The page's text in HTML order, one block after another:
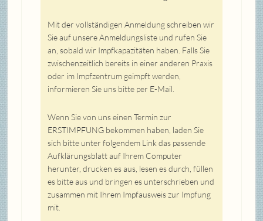
Mit der vollständigen Anmeldung schreiben wir
Sie auf unsere Anmeldungsliste und rufen Sie
an, sobald wir Impfkapazitäten haben. Falls Sie
zwischenzeitlich bereits in einer anderen Praxis
oder im Impfzentrum geimpft werden,
informieren Sie uns bitte per E-Mail.
Wenn Sie von uns einen Termin zur
ERSTIMPFUNG bekommen haben, laden Sie
sich bitte unter folgendem Link das passende
Aufklärungsblatt auf Ihrem Computer
herunter, drucken es aus, lesen es durch, füllen
es bitte aus und bringen es unterschrieben und
zusammen mit Ihrem Impfausweis zur Impfung
mit.